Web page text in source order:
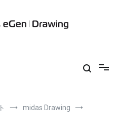
midas Drawing